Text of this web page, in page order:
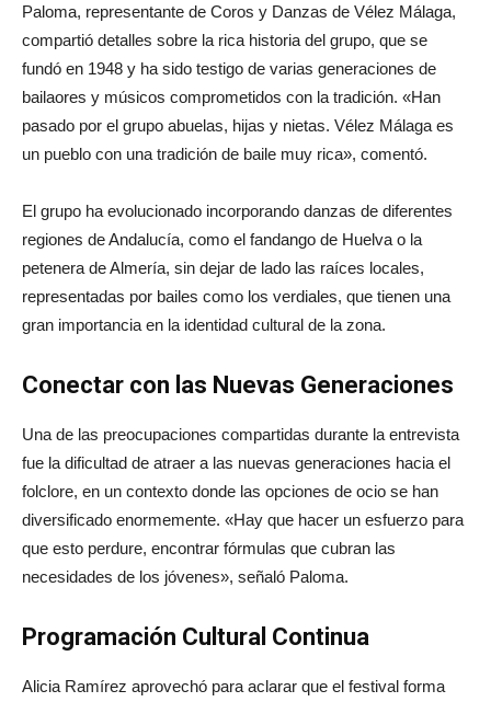
Paloma, representante de Coros y Danzas de Vélez Málaga,
compartió detalles sobre la rica historia del grupo, que se
fundó en 1948 y ha sido testigo de varias generaciones de
bailaores y músicos comprometidos con la tradición. «Han
pasado por el grupo abuelas, hijas y nietas. Vélez Málaga es
un pueblo con una tradición de baile muy rica», comentó.
El grupo ha evolucionado incorporando danzas de diferentes
regiones de Andalucía, como el fandango de Huelva o la
petenera de Almería, sin dejar de lado las raíces locales,
representadas por bailes como los verdiales, que tienen una
gran importancia en la identidad cultural de la zona.
Conectar con las Nuevas Generaciones
Una de las preocupaciones compartidas durante la entrevista
fue la dificultad de atraer a las nuevas generaciones hacia el
folclore, en un contexto donde las opciones de ocio se han
diversificado enormemente. «Hay que hacer un esfuerzo para
que esto perdure, encontrar fórmulas que cubran las
necesidades de los jóvenes», señaló Paloma.
Programación Cultural Continua
Alicia Ramírez aprovechó para aclarar que el festival forma